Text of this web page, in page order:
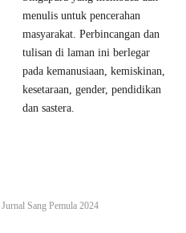
menulis untuk pencerahan
masyarakat. Perbincangan dan
tulisan di laman ini berlegar
pada kemanusiaan, kemiskinan,
kesetaraan, gender, pendidikan
dan sastera.
Jurnal Sang Pemula 2024